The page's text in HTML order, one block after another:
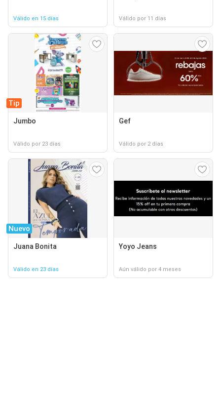
Válido en 15 días Válido por 11 días
Tip
Jumbo
Válido por 23 días
Gef
Válido por 2 días
Nuevo
Juana Bonita
Válido en 23 días
Yoyo Jeans
Aún válido por 4 meses